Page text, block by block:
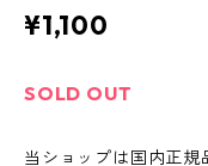
¥1,100
SOLD OUT
当ショップは国内正